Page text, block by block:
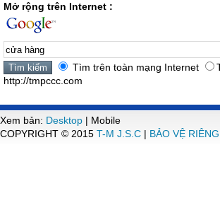
Mở rộng trên Internet :
Tìm trên toàn mạng Internet
http://tmpccc.com
Xem bản: Desktop | Mobile
COPYRIGHT © 2015 T-M J.S.C | BẢO VỆ